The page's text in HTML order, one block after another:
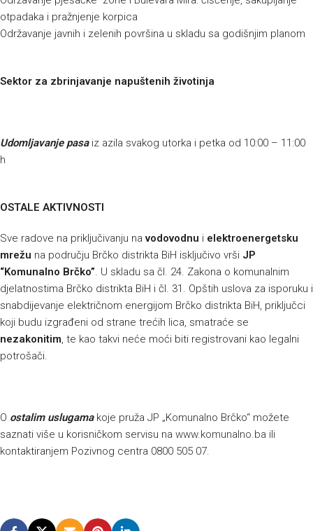
otpadaka i pražnjenje korpica
Održavanje javnih i zelenih površina u skladu sa godišnjim planom
Sektor za zbrinjavanje napuštenih životinja
Udomljavanje pasaiz azila svakog utorka i petka od 10:00 – 11:00
h
OSTALE AKTIVNOSTI
Sve radove na priključivanju navodovodnu i elektroenergetsku
mrežu na području Brčko distrikta BiH isključivo vrši JP
“Komunalno Brčko”. U skladu sa čl. 24. Zakona o komunalnim
djelatnostima Brčko distrikta BiH i čl. 31. Opštih uslova za isporuku i
snabdijevanje električnom energijom Brčko distrikta BiH, priključci
koji budu izgrađeni od strane trećih lica, smatraće se
nezakonitim, te kao takvi neće moći biti registrovani kao legalni
potrošači.
O ostalim uslugamakoje pruža JP „Komunalno Brčko“ možete
saznati više u korisničkom servisu na www.komunalno.ba ili
kontaktiranjem Pozivnog centra 0800 505 07.